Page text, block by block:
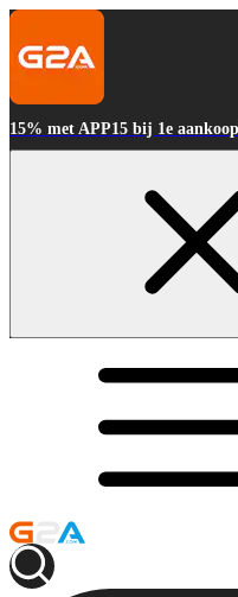
15% met APP15 bij 1e